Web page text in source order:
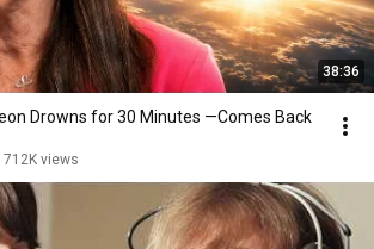
38:36
Drowns for 30 Minutes —Comes Back
712K views